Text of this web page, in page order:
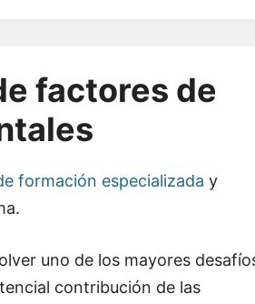
factores de
formación especializada y
uno de los mayores
contribución de las